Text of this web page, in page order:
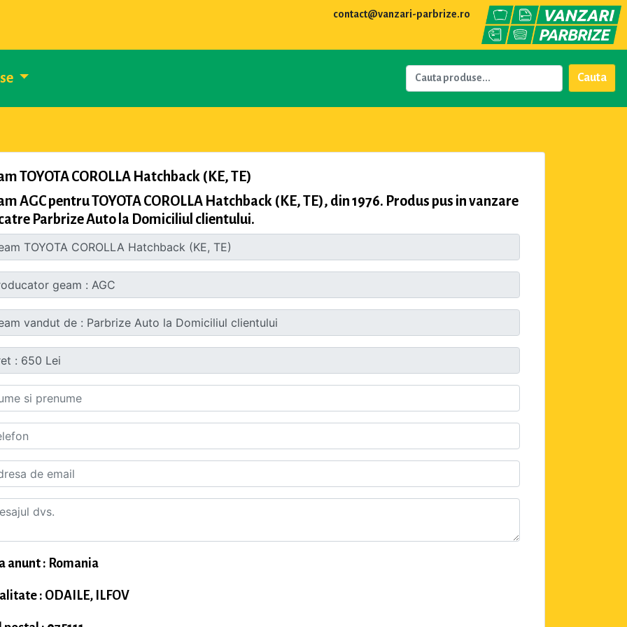
contact@vanzari-parbrize.ro
Cauta
TOYOTA COROLLA Hatchback (KE, TE)
AGC pentru TOYOTA COROLLA Hatchback (KE, TE), din 1976. Produs pus in vanzare
Parbrize Auto la Domiciliul clientului.
anunt : Romania
: ODAILE, ILFOV